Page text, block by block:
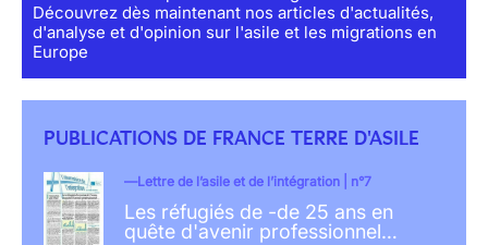
Découvrez dès maintenant nos articles d'actualités,
d'analyse et d'opinion sur l'asile et les migrations en
Europe
PUBLICATIONS DE FRANCE TERRE D'ASILE
Lettre de l’asile et de l’intégration | n°7
Les réfugiés de -de 25 ans en
quête d'avenir professionnel…